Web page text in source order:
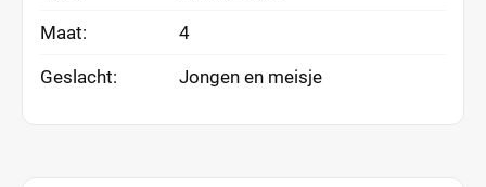
Maat: 4
Geslacht: Jongen en meisje